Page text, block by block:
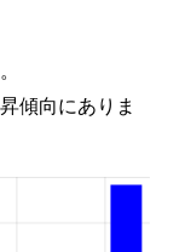
傾向にありま